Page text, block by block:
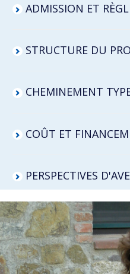
ADMISSION ET
STRUCTURE DU
CHEMINEMENT
COÛT ET
PERSPECTIVES